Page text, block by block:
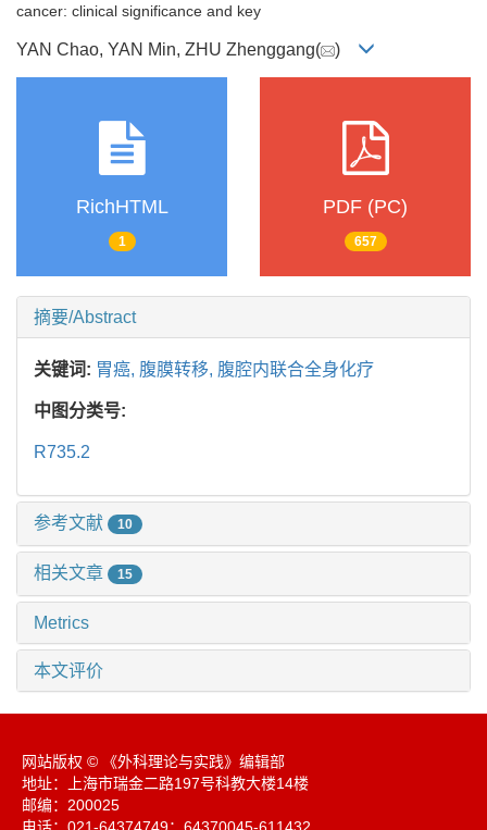
cancer: clinical significance and key
YAN Chao, YAN Min, ZHU Zhenggang( )
RichHTML
1
PDF (PC)
657
摘要/Abstract
关键词: 胃癌, 腹膜转移, 腹腔内联合全身化疗
中图分类号:
R735.2
参考文献 10
相关文章 15
Metrics
本文评价
网站版权 © 《外科理论与实践》编辑部
地址：上海市瑞金二路197号科教大楼14楼
邮编：200025
电话：021-64374749；64370045-611432